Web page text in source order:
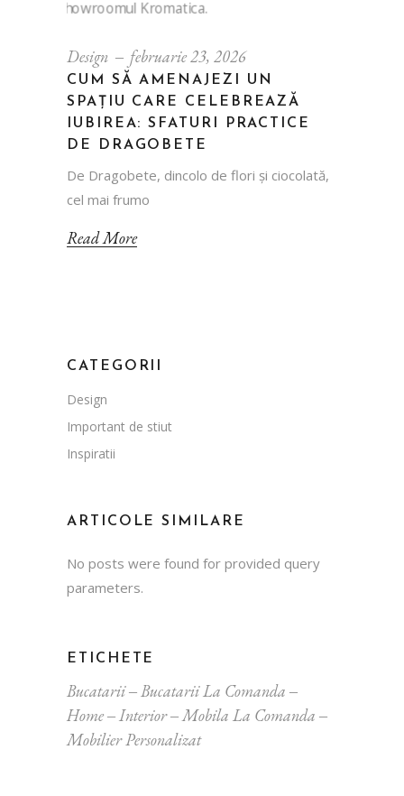
Design februarie 23, 2026
CUM SĂ AMENAJEZI UN
SPAȚIU CARE CELEBREAZĂ
IUBIREA: SFATURI PRACTICE
DE DRAGOBETE
De Dragobete, dincolo de flori și ciocolată,
cel mai frumo
Read More
CATEGORII
Design
Important de stiut
Inspiratii
ARTICOLE SIMILARE
No posts were found for provided query
parameters.
ETICHETE
Bucatarii
Bucatarii La Comanda
Home
Interior
Mobila La Comanda
Mobilier Personalizat